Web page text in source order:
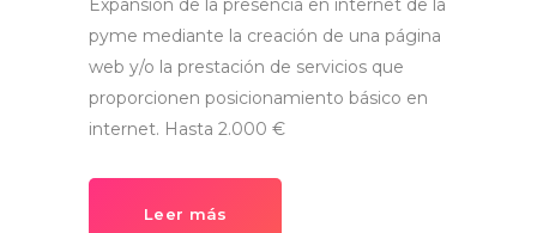
Expansión de la presencia en internet de la
pyme mediante la creación de una página
web y/o la prestación de servicios que
proporcionen posicionamiento básico en
internet. Hasta 2.000 €
Leer más